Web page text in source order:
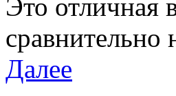
Это отличная
Далее